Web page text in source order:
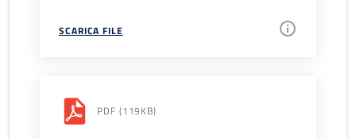
SCARICA FILE
PDF (119KB)